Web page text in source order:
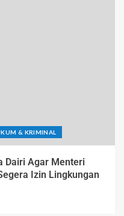
& KRIMINAL
Dairi Agar Menteri
Izin Lingkungan